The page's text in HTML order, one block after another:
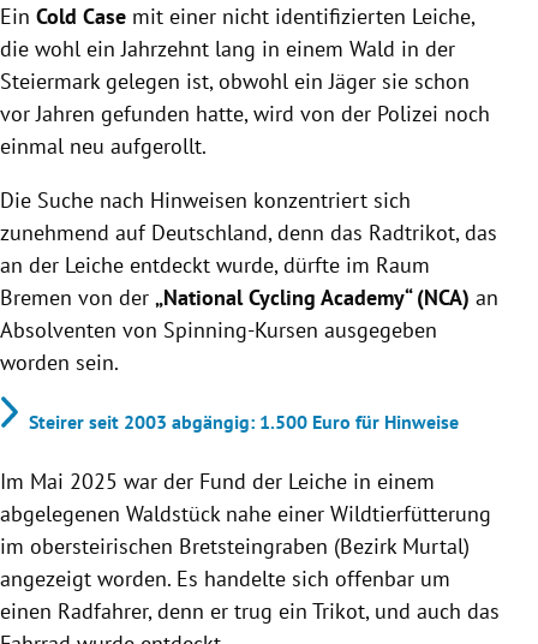
Untermenü
Ein Cold Case mit einer nicht identifizierten Leiche,
die wohl ein Jahrzehnt lang in einem Wald in der
Steiermark gelegen ist, obwohl ein Jäger sie schon
vor Jahren gefunden hatte, wird von der Polizei noch
einmal neu aufgerollt.
Die Suche nach Hinweisen konzentriert sich
zunehmend auf Deutschland, denn das Radtrikot, das
an der Leiche entdeckt wurde, dürfte im Raum
Bremen von der „National Cycling Academy“ (NCA) an
Absolventen von Spinning-Kursen ausgegeben
worden sein.
Steirer seit 2003 abgängig: 1.500 Euro für Hinweise
Im Mai 2025 war der Fund der Leiche in einem
abgelegenen Waldstück nahe einer Wildtierfütterung
im obersteirischen Bretsteingraben (Bezirk Murtal)
angezeigt worden. Es handelte sich offenbar um
einen Radfahrer, denn er trug ein Trikot, und auch das